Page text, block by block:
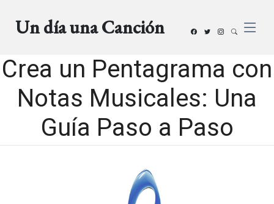
Un día una Canción
Crea un Pentagrama con
Notas Musicales: Una
Guía Paso a Paso